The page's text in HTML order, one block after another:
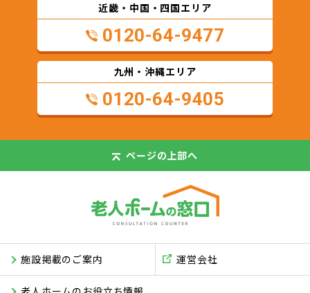
近畿・中国・四国エリア
0120-64-9477
九州・沖縄エリア
0120-64-9405
ページの上部へ
施設掲載のご案内 運営会社